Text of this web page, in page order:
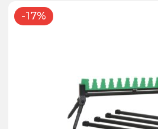
-17%